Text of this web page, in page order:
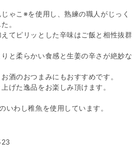
ゃこ※を使用し、熟練の職人がじっく
。
てピリッとした辛味はご飯と相性抜群
と柔らかい食感と生姜の辛さが絶妙な
酒のおつまみにもおすすめです。
げた逸品をお楽しみ頂けます。
いわし稚魚を使用しています。